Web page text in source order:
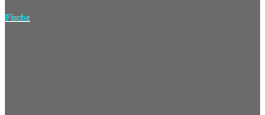
Fische